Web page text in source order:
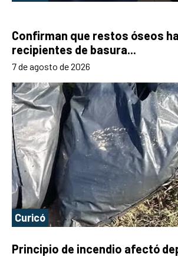
Confirman que restos óseos
recipientes de basura...
7 de agosto de 2026
Curicó
Principio de incendio afectó